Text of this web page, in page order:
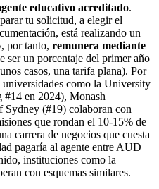
educativo acreditado.
tu solicitud, a elegir el
está realizando un
por tanto, remunera mediante
ser un porcentaje del primer año
casos, una tarifa plana). Por
como la University
en 2024), Monash
(#19) colaboran con
que rondan el 10-15% de
carrera de negocios que cuesta
pagaría al agente entre AUD
instituciones como la
con esquemas similares.